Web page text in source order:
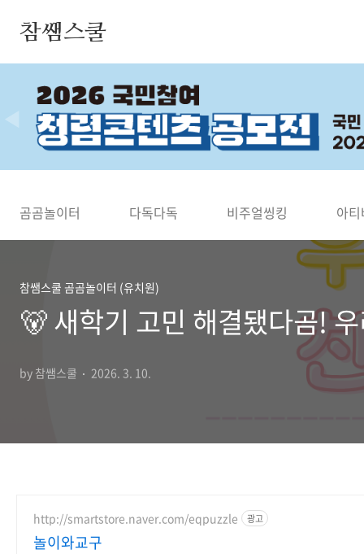
참쌤스쿨
곰곰놀이터 다독다독 비주얼씽킹 아
참쌤스쿨 곰곰놀이터 (유치원)
🐻 새학기 고민 해결됐다곰!
by 참쌤스쿨 2026. 3. 10.
http://smartstore.naver.com/eqpuzzle 광고
놀이와교구